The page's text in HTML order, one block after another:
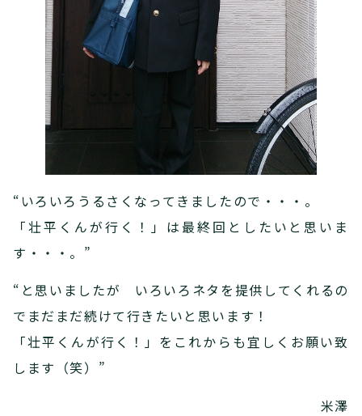
“いろいろうるさくなってきましたので・・・。
「壮平くんが行く！」は最終回としたいと思いま
す・・・。”
“と思いましたが いろいろネタを提供してくれるの
でまだまだ続けて行きたいと思います！
「壮平くんが行く！」をこれからも宜しくお願い致
します（笑）”
米澤